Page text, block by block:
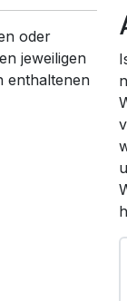
oder
jeweiligen
enthaltenen